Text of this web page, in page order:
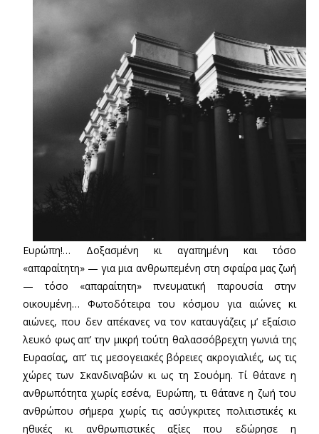
Ευρώπη!… Δοξασμένη κι αγαπημένη και τόσο
«απαραίτητη» — για μια ανθρωπεμένη στη σφαίρα μας ζωή
— τόσο «απαραίτητη» πνευματική παρουσία στην
οικουμένη… Φωτοδότειρα του κόσμου για αιώνες κι
αιώνες, που δεν απέκανες να τον καταυγάζεις μ’ εξαίσιο
λευκό φως απ’ την μικρή τούτη θαλασσόβρεχτη γωνιά της
Ευρασίας, απ’ τις μεσογειακές βόρειες ακρογιαλιές, ως τις
χώρες των Σκανδιναβών κι ως τη Σουόμη. Τί θάτανε η
ανθρωπότητα χωρίς εσένα, Ευρώπη, τι θάτανε η ζωή του
ανθρώπου σήμερα χωρίς τις ασύγκριτες πολιτιστικές κι
ηθικές κι ανθρωπιστικές αξίες που εδώρησε η